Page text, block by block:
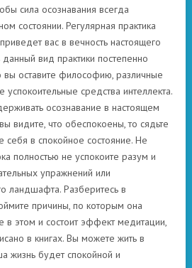
сила осознавания всегда
состоянии. Регулярная практика
вас в вечность настоящего
вид практики постепенно
вы оставите философию, различные
успокоительные средства интеллекта.
осознавание в настоящем
видите, что обеспокоены, то сядьте
себя в спокойное состояние. Не
полностью не успокоите разум и
упражнений или
ландшафта. Разберитесь в
причины, по которым она
в этом и состоит эффект медитации,
в книгах. Вы можете жить в
жизнь будет спокойной и